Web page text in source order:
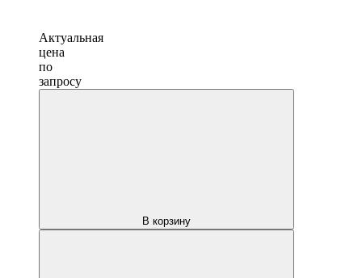
Актуальная
цена
по
запросу
В корзину